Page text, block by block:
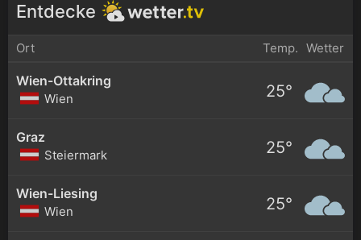
Entdecke
Ort Temp. Wetter
Wien-Ottakring
Wien 25°
Graz
Steiermark 25°
Wien-Liesing
Wien 25°